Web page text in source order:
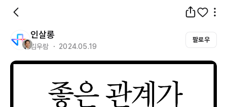
인살롱
김우람 ・ 2024.05.19
팔로우